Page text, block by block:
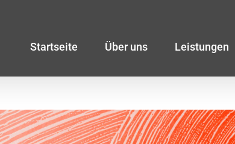
Startseite Über uns Leistungen